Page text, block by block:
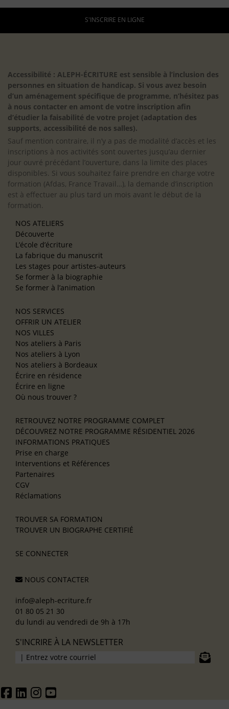
S'INSCRIRE EN LIGNE
Accessibilité : ALEPH-ÉCRITURE est sensible à l’inclusion des
personnes en situation de handicap. Si vous avez besoin
d’un aménagement spécifique de programme, n’hésitez pas
à nous contacter en amont de votre inscription afin
d’étudier la faisabilité de votre projet (adaptation des
supports, accessibilité de nos salles).
Sauf mention contraire, il n’y a pas de modalité d’accès et les
inscriptions à nos activités sont ouvertes jusqu’au dernier
jour ouvré précédant l’ouverture, dans la limite des places
disponibles. Si vous souhaitez faire prendre en charge votre
formation (Afdas, France Travail…), la demande d’inscription
est à effectuer au plus tard un mois avant le début de la
formation.
NOS ATELIERS
Découverte
L’école d’écriture
La fabrique du manuscrit
Les stages pour artistes-auteurs
Se former à la biographie
Se former à l’animation
NOS SERVICES
OFFRIR UN ATELIER
NOS VILLES
Nos ateliers à Paris
Nos ateliers à Lyon
Nos ateliers à Bordeaux
Écrire en résidence
Écrire en ligne
Où nous trouver ?
RETROUVEZ NOTRE PROGRAMME COMPLET
DÉCOUVREZ NOTRE PROGRAMME RÉSIDENTIEL 2026
INFORMATIONS PRATIQUES
Prise en charge
Interventions et Références
Partenaires
CGV
Réclamations
TROUVER SA FORMATION
TROUVER UN BIOGRAPHE CERTIFIÉ
SE CONNECTER
NOUS CONTACTER
info@aleph-ecriture.fr
01 80 05 21 30
du lundi au vendredi de 9h à 17h
S'INCRIRE À LA NEWSLETTER